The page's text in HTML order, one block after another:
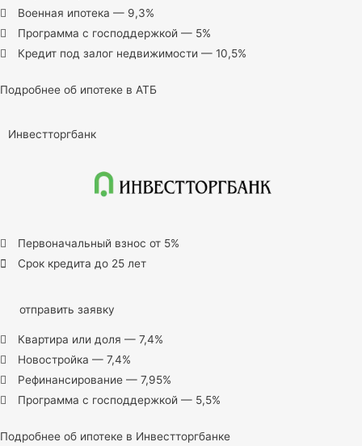
Военная ипотека — 9,3%
Программа с господдержкой — 5%
Кредит под залог недвижимости — 10,5%
Подробнее об ипотеке в АТБ
Инвестторгбанк
Первоначальный взнос от 5%
Срок кредита до 25 лет
отправить заявку
Квартира или доля — 7,4%
Новостройка — 7,4%
Рефинансирование — 7,95%
Программа с господдержкой — 5,5%
Подробнее об ипотеке в Инвестторгбанке